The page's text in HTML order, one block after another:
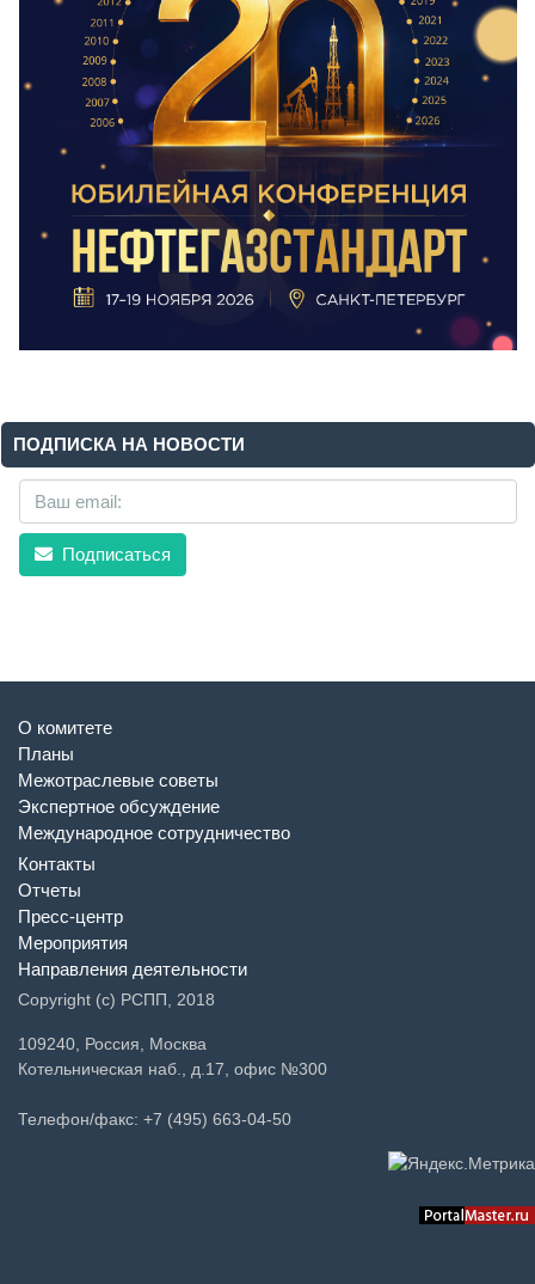
ПОДПИСКА НА НОВОСТИ
Подписаться
О комитете
Планы
Межотраслевые советы
Экспертное обсуждение
Международное сотрудничество
Контакты
Отчеты
Пресс-центр
Мероприятия
Направления деятельности
Copyright (c) РСПП, 2018
109240, Россия, Москва
Котельническая наб., д.17, офис №300
Телефон/факс: +7 (495) 663-04-50